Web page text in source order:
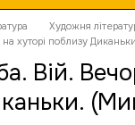
Художня
хуторі поблизу
Вій.